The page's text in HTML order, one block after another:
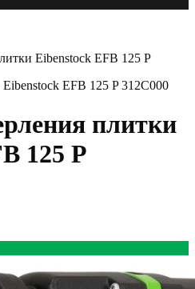
Eibenstock EFB 125 P
EFB 125 P 312C000
плитки
125 P